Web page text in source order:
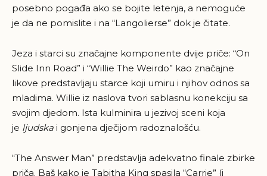
posebno pogađa ako se bojite letenja, a nemoguće
je da ne pomislite i na “Langolierse” dok je čitate.
Jeza i starci su značajne komponente dvije priče: “On
Slide Inn Road” i “Willie The Weirdo” kao značajne
likove predstavljaju starce koji umiru i njihov odnos sa
mladima. Willie iz naslova tvori sablasnu konekciju sa
svojim djedom. Ista kulminira u jezivoj sceni koja
je ljudska i gonjena dječijom radoznalošću.
“The Answer Man” predstavlja adekvatno finale zbirke
priča. Baš kako je Tabitha King spasila “Carrie” (i